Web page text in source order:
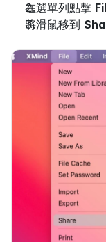
在選單列點擊
將滑鼠移到